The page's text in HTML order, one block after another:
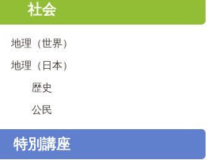
社会
地理（世界）
地理（日本）
歴史
公民
特別講座